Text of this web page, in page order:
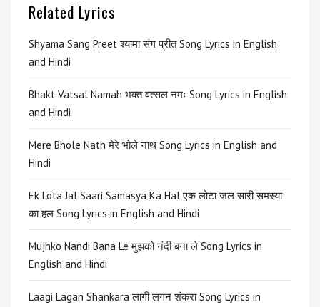
Related Lyrics
Shyama Sang Preet श्यामा संग प्रीत Song Lyrics in English
and Hindi
Bhakt Vatsal Namah भक्त वत्सल नमः Song Lyrics in English
and Hindi
Mere Bhole Nath मेरे भोले नाथ Song Lyrics in English and
Hindi
Ek Lota Jal Saari Samasya Ka Hal एक लोटा जल सारी समस्या
का हल Song Lyrics in English and Hindi
Mujhko Nandi Bana Le मुझको नंदी बना ले Song Lyrics in
English and Hindi
Laagi Lagan Shankara लागी लगन शंकरा Song Lyrics in